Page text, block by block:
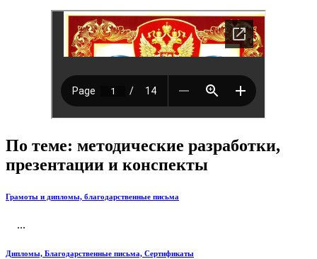
По теме: методические разработки,
презентации и конспекты
Грамоты и дипломы, благодарственные письма
...
Дипломы, Благодарственные письма, Сертификаты